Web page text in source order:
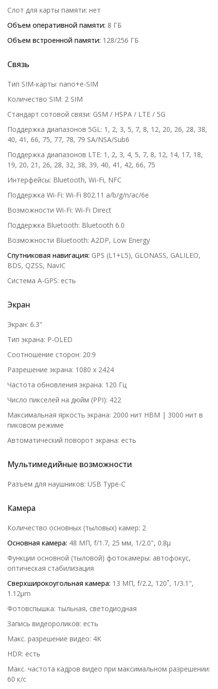
Слот для карты памяти: нет
Объем оперативной памяти: 8 ГБ
Объем встроенной памяти: 128/256 ГБ
Связь
Тип SIM-карты: nano+e-SIM
Количество SIM: 2 SIM
Стандарт сотовой связи: GSM / HSPA / LTE / 5G
Поддержка диапазонов 5GL: 1, 2, 3, 5, 7, 8, 12, 20, 26, 28, 38,
40, 41, 66, 75, 77, 78, 79 SA/NSA/Sub6
Поддержка диапазонов LTE: 1, 2, 3, 4, 5, 7, 8, 12, 14, 17, 18,
19, 20, 21, 26, 28, 32, 38, 39, 40, 41, 42, 66, 75
Интерфейсы: Bluetooth, Wi-Fi, NFC
Поддержка Wi-Fi: Wi-Fi 802.11 a/b/g/n/ac/6e
Возможности Wi-Fi: Wi-Fi Direct
Поддержка Bluetooth: Bluetooth 6.0
Возможности Bluetooth: A2DP, Low Energy
Спутниковая навигация: GPS (L1+L5), GLONASS, GALILEO,
BDS, QZSS, NavIC
Система A-GPS: есть
Экран
Экран: 6.3"
Тип экрана: P-OLED
Соотношение сторон: 20:9
Разрешение экрана: 1080 x 2424
Частота обновления экрана: 120 Гц
Число пикселей на дюйм (PPI): 422
Максимальная яркость экрана: 2000 нит HBM | 3000 нит в
пиковом режиме
Автоматический поворот экрана: есть
Мультимедийные возможности
Разъем для наушников: USB Type-C
Камера
Количество основных (тыловых) камер: 2
Основная камера: 48 МП, f/1.7, 25 мм, 1/2.0", 0.8µ
Функции основной (тыловой) фотокамеры: автофокус,
оптическая стабилизация
Сверхширокоугольная камера: 13 МП, f/2.2, 120˚, 1/3.1",
1.12µm
Фотовспышка: тыльная, светодиодная
Запись видеороликов: есть
Макс. разрешение видео: 4K
HDR: есть
Макс. частота кадров видео при максимальном разрешении:
60 к/c